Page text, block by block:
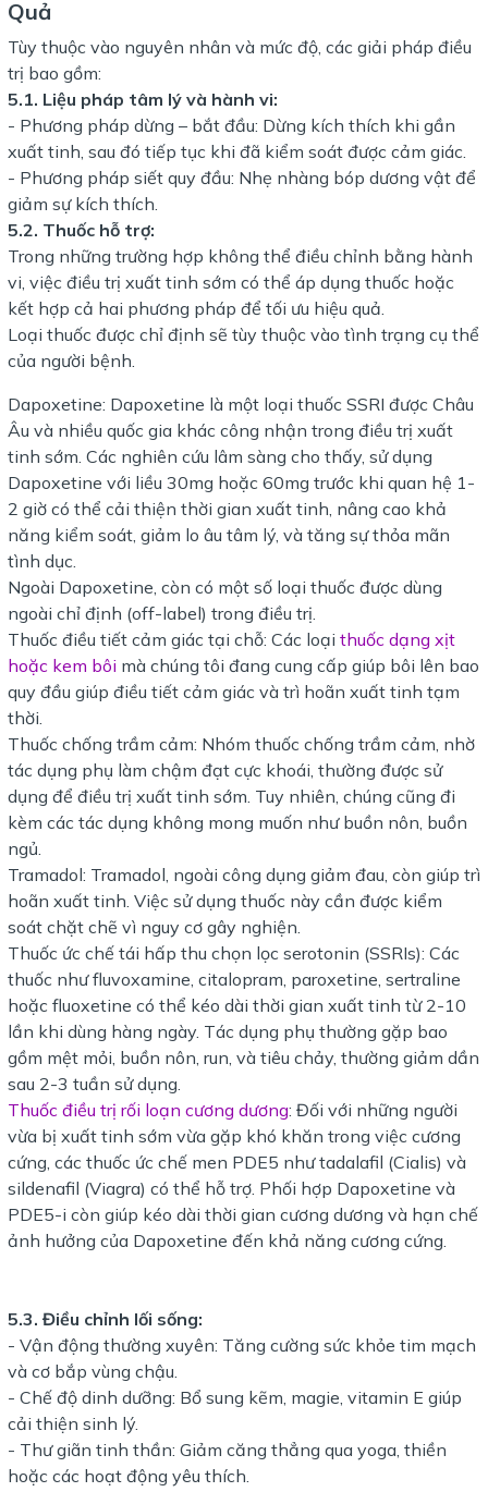
Quả
Tùy thuộc vào nguyên nhân và mức độ, các giải pháp điều
trị bao gồm:
5.1. Liệu pháp tâm lý và hành vi:
- Phương pháp dừng – bắt đầu: Dừng kích thích khi gần
xuất tinh, sau đó tiếp tục khi đã kiểm soát được cảm giác.
- Phương pháp siết quy đầu: Nhẹ nhàng bóp dương vật để
giảm sự kích thích.
5.2. Thuốc hỗ trợ:
Trong những trường hợp không thể điều chỉnh bằng hành
vi, việc điều trị xuất tinh sớm có thể áp dụng thuốc hoặc
kết hợp cả hai phương pháp để tối ưu hiệu quả.
Loại thuốc được chỉ định sẽ tùy thuộc vào tình trạng cụ thể
của người bệnh.
Dapoxetine: Dapoxetine là một loại thuốc SSRI được Châu
Âu và nhiều quốc gia khác công nhận trong điều trị xuất
tinh sớm. Các nghiên cứu lâm sàng cho thấy, sử dụng
Dapoxetine với liều 30mg hoặc 60mg trước khi quan hệ 1-
2 giờ có thể cải thiện thời gian xuất tinh, nâng cao khả
năng kiểm soát, giảm lo âu tâm lý, và tăng sự thỏa mãn
tình dục.
Ngoài Dapoxetine, còn có một số loại thuốc được dùng
ngoài chỉ định (off-label) trong điều trị.
Thuốc điều tiết cảm giác tại chỗ: Các loại thuốc dạng xịt
hoặc kem bôi mà chúng tôi đang cung cấp giúp bôi lên bao
quy đầu giúp điều tiết cảm giác và trì hoãn xuất tinh tạm
thời.
Thuốc chống trầm cảm: Nhóm thuốc chống trầm cảm, nhờ
tác dụng phụ làm chậm đạt cực khoái, thường được sử
dụng để điều trị xuất tinh sớm. Tuy nhiên, chúng cũng đi
kèm các tác dụng không mong muốn như buồn nôn, buồn
ngủ.
Tramadol: Tramadol, ngoài công dụng giảm đau, còn giúp trì
hoãn xuất tinh. Việc sử dụng thuốc này cần được kiểm
soát chặt chẽ vì nguy cơ gây nghiện.
Thuốc ức chế tái hấp thu chọn lọc serotonin (SSRIs): Các
thuốc như fluvoxamine, citalopram, paroxetine, sertraline
hoặc fluoxetine có thể kéo dài thời gian xuất tinh từ 2-10
lần khi dùng hàng ngày. Tác dụng phụ thường gặp bao
gồm mệt mỏi, buồn nôn, run, và tiêu chảy, thường giảm dần
sau 2-3 tuần sử dụng.
Thuốc điều trị rối loạn cương dương: Đối với những người
vừa bị xuất tinh sớm vừa gặp khó khăn trong việc cương
cứng, các thuốc ức chế men PDE5 như tadalafil (Cialis) và
sildenafil (Viagra) có thể hỗ trợ. Phối hợp Dapoxetine và
PDE5-i còn giúp kéo dài thời gian cương dương và hạn chế
ảnh hưởng của Dapoxetine đến khả năng cương cứng.
5.3. Điều chỉnh lối sống:
- Vận động thường xuyên: Tăng cường sức khỏe tim mạch
và cơ bắp vùng chậu.
- Chế độ dinh dưỡng: Bổ sung kẽm, magie, vitamin E giúp
cải thiện sinh lý.
- Thư giãn tinh thần: Giảm căng thẳng qua yoga, thiền
hoặc các hoạt động yêu thích.